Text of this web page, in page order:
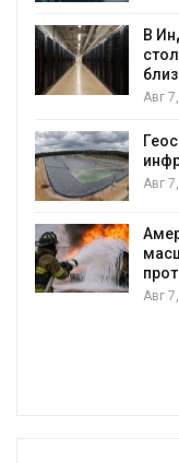
В
Авг
Авг
Авг